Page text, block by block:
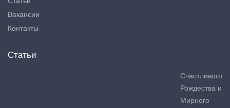
Вакансии
Контакты
Статьи
Счастливого
Рождества и
Мирного